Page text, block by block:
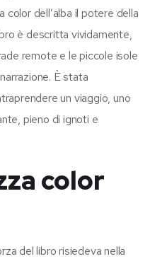
dell’alba il potere della
è descritta vividamente,
remote e le piccole isole
È stata
un viaggio, uno
pieno di ignoti e
color
del libro risiedeva nella